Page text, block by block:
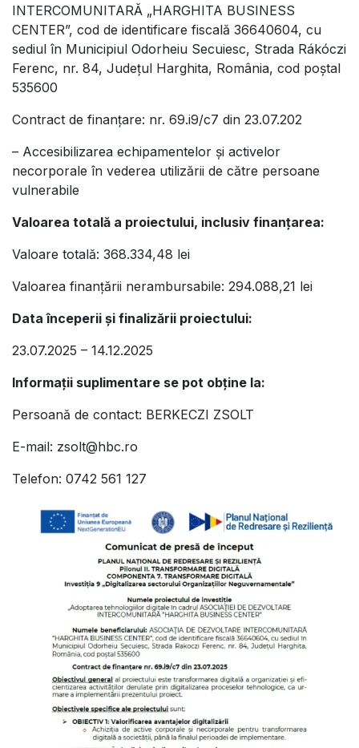
INTERCOMUNITARĂ „HARGHITA BUSINESS
CENTER”, cod de identificare fiscală 36640604, cu
sediul în Municipiul Odorheiu Secuiesc, Strada Rákóczi
Ferenc, nr. 84, Județul Harghita, România, cod poștal
535600
Contract de finanțare: nr. 69.i9/c7 din 23.07.202
– Accesibilizarea echipamentelor și activelor
necorporale în vederea utilizării de către persoane
vulnerabile
Valoarea totală a proiectului, inclusiv finanțarea:
Valoare totală: 368.334,48 lei
Valoarea finanțării nerambursabile: 294.088,21 lei
Data începerii și finalizării proiectului:
23.07.2025 – 14.12.2025
Informații suplimentare se pot obține la:
Persoană de contact: BERKECZI ZSOLT
E-mail: zsolt@hbc.ro
Telefon: 0742 561 127